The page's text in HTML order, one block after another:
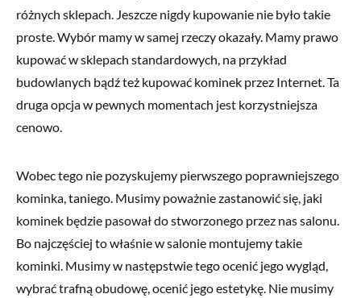
różnych sklepach. Jeszcze nigdy kupowanie nie było takie
proste. Wybór mamy w samej rzeczy okazały. Mamy prawo
kupować w sklepach standardowych, na przykład
budowlanych bądź też kupować kominek przez Internet. Ta
druga opcja w pewnych momentach jest korzystniejsza
cenowo.
Wobec tego nie pozyskujemy pierwszego poprawniejszego
kominka, taniego. Musimy poważnie zastanowić się, jaki
kominek będzie pasował do stworzonego przez nas salonu.
Bo najczęściej to właśnie w salonie montujemy takie
kominki. Musimy w następstwie tego ocenić jego wygląd,
wybrać trafną obudowę, ocenić jego estetykę. Nie musimy